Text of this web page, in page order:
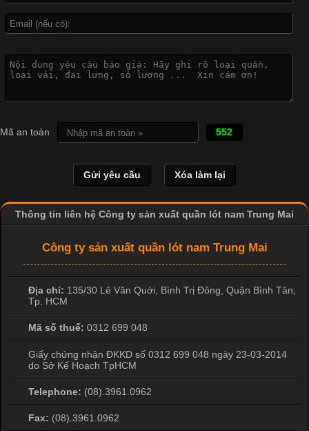
Vì Sao Cơ Sở Sản Xuất Quần Lót Nam Ưa Chuộng Vải
Cotton?
Vải cotton là một trong những chất liệu được sử dụng rộng rãi
và thấm hút mồ hôi tốt. Đây cũng là loại vải được nhiều công ty
sản xuất quần lót nam lựa chọn để tạo ra các sản phẩm chất
Mã an toàn 552
Thông tin liên hệ Công ty sản xuất quần lót nam Trung Mai
Công ty sản xuất quần lót nam Trung Mai
Địa chỉ: 135/30 Lê Văn Quới, Bình Trị Đông Quận Bình Tân
Tp. HCM
Mã số thuế: 0312 699 048
Giấy chứng nhận ĐKKD số 0312 699 048 ngày 23-03-2014
do Sở Kế Hoạch TpHCM
Telephone: (08).3961.0962
Fax: (08).3961.0962